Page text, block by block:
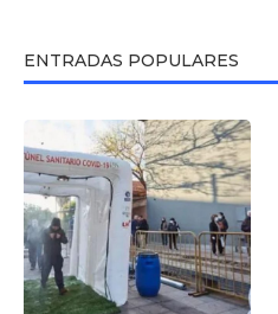
ENTRADAS POPULARES